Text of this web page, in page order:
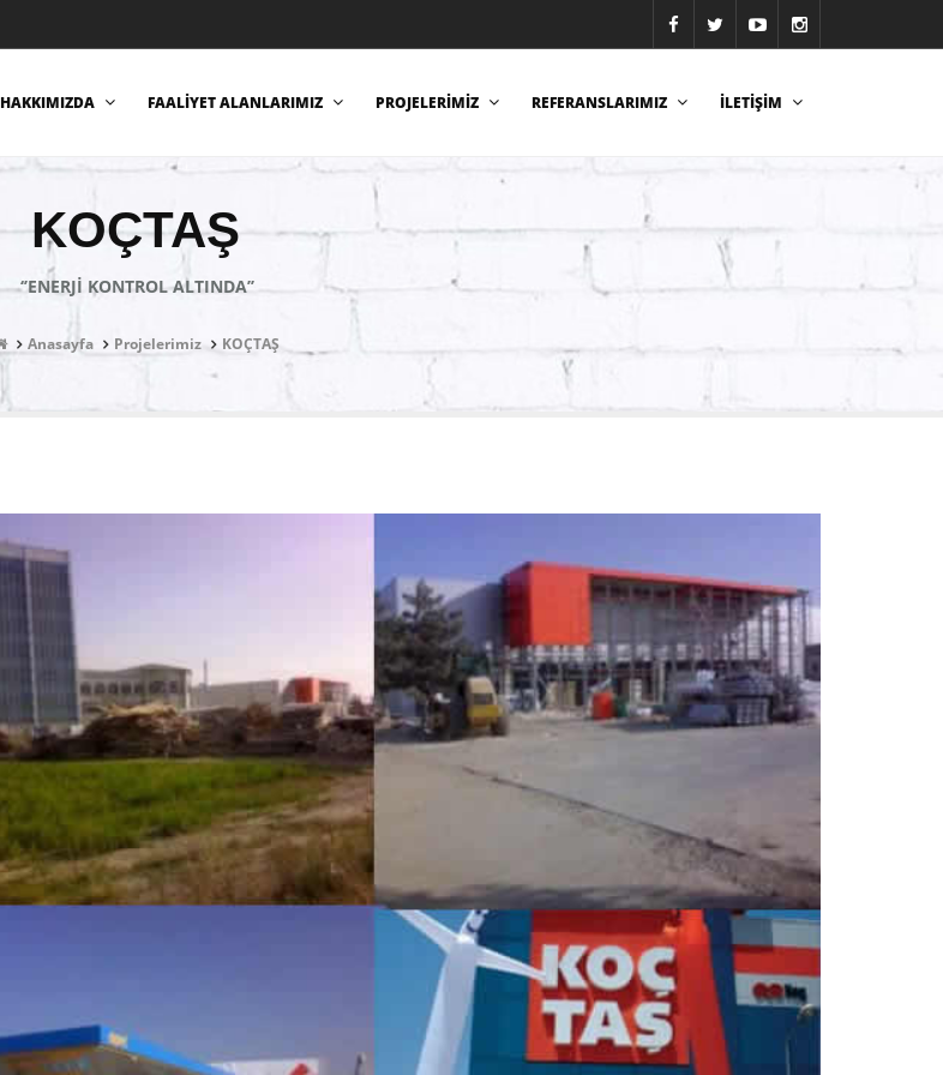
HAKKIMIZDA FAALİYET ALANLARIMIZ PROJELERİMİZ REFERANSLARIMIZ İLETİŞİM
KOÇTAŞ
‘’ENERJİ KONTROL ALTINDA’’
Anasayfa Projelerimiz KOÇTAŞ